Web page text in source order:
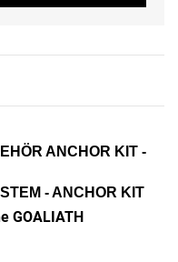
ANCHOR KIT -
- ANCHOR KIT
GOALIATH